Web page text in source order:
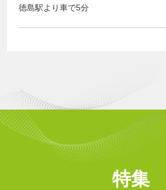
徳島駅より車で5分
特集